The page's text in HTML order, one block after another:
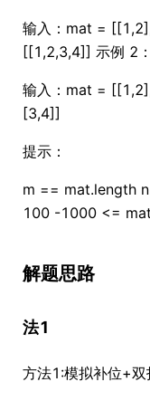
输入：mat =
[[1,2,3,4]] 示例 2：
输入：mat =
[3,4]]
提示：
m == mat.length
100 -1000 <=
解题思路
法1
方法1:模拟补位+双